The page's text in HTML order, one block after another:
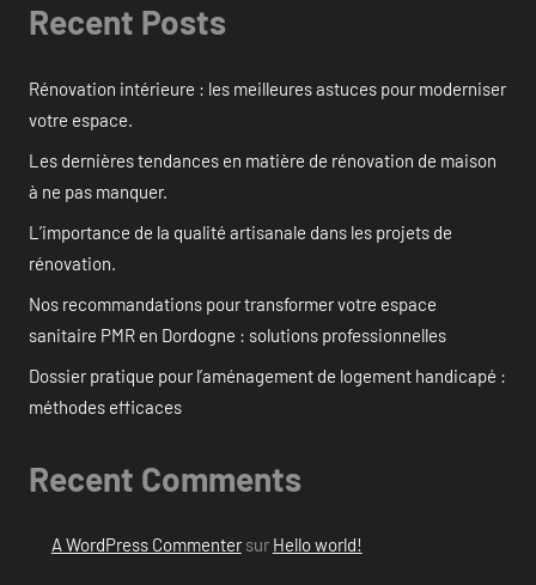
Recent Posts
Rénovation intérieure : les meilleures astuces pour moderniser
votre espace.
Les dernières tendances en matière de rénovation de maison
à ne pas manquer.
L’importance de la qualité artisanale dans les projets de
rénovation.
Nos recommandations pour transformer votre espace
sanitaire PMR en Dordogne : solutions professionnelles
Dossier pratique pour l’aménagement de logement handicapé :
méthodes efficaces
Recent Comments
A WordPress Commentersur Hello world!